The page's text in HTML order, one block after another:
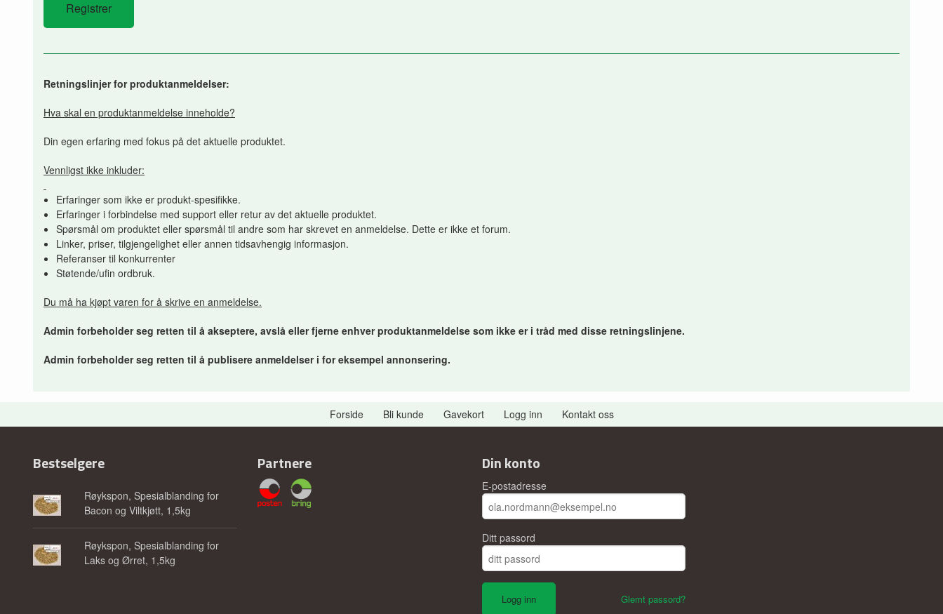
Retningslinjer for produktanmeldelser:
Hva skal en produktanmeldelse inneholde?
Din egen erfaring med fokus på det aktuelle produktet.
Vennligst ikke inkluder:
Erfaringer som ikke er produkt-spesifikke.
Erfaringer i forbindelse med support eller retur av det aktuelle produktet.
Spørsmål om produktet eller spørsmål til andre som har skrevet en anmeldelse. Dette er ikke et forum.
Linker, priser, tilgjengelighet eller annen tidsavhengig informasjon.
Referanser til konkurrenter
Støtende/ufin ordbruk.
Du må ha kjøpt varen for å skrive en anmeldelse.
Admin forbeholder seg retten til å akseptere, avslå eller fjerne enhver produktanmeldelse som ikke er i tråd med disse retningslinjene.
Admin forbeholder seg retten til å publisere anmeldelser i for eksempel annonsering.
Forside Bli kunde Gavekort Logg inn Kontakt oss
Bestselgere
Røykspon, Spesialblanding for
Bacon og Viltkjøtt, 1,5kg
Røykspon, Spesialblanding for
Laks og Ørret, 1,5kg
Partnere Din konto
E-postadresse
Ditt passord
Glemt passord?